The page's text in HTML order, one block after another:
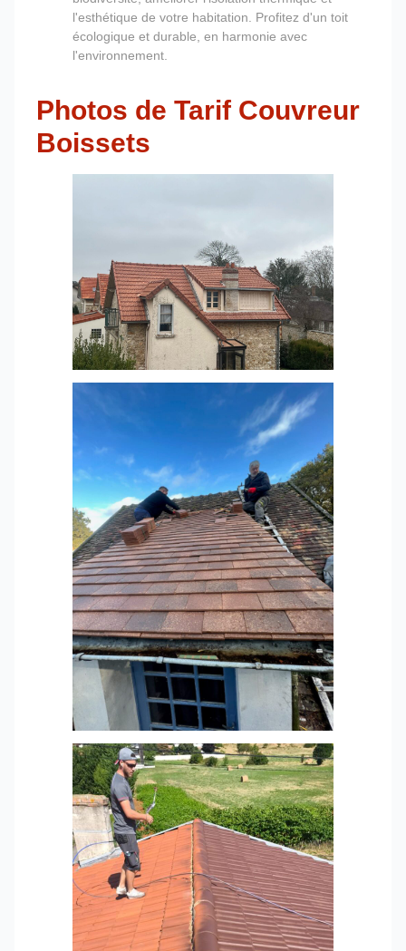
l'esthétique de votre habitation. Profitez d'un toit
écologique et durable, en harmonie avec
l'environnement.
Photos de Tarif Couvreur
Boissets